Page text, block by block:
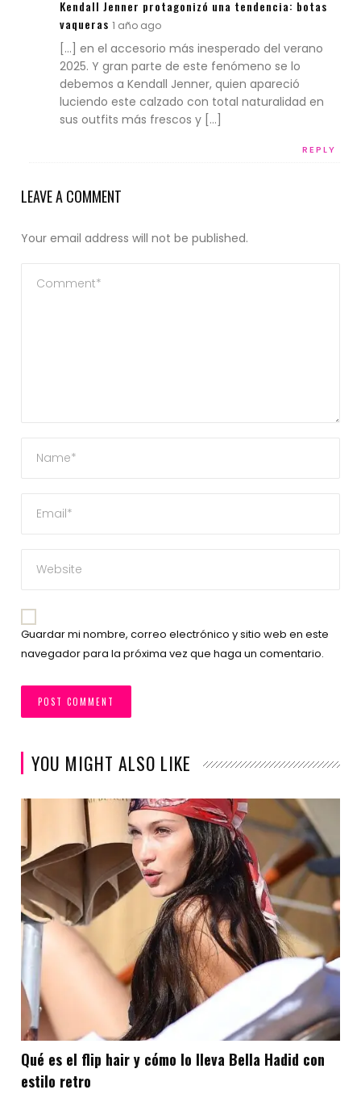
Kendall Jenner protagonizó una tendencia: botas
vaqueras 1 año ago
REPLY
[…] en el accesorio más inesperado del verano
2025. Y gran parte de este fenómeno se lo
debemos a Kendall Jenner, quien apareció
luciendo este calzado con total naturalidad en
sus outfits más frescos y […]
LEAVE A COMMENT
Your email address will not be published.
Guardar mi nombre, correo electrónico y sitio web en este
navegador para la próxima vez que haga un comentario.
YOU MIGHT ALSO LIKE
Qué es el flip hair y cómo lo lleva Bella Hadid con
estilo retro